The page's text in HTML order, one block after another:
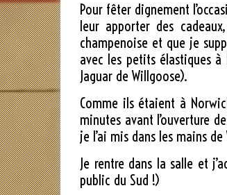
Pour fêter dignement
leur apporter des
champenoise et que je
avec les petits élastiques à
Jaguar de Willgoose).
Comme ils étaient à
minutes avant l’ouverture
je l’ai mis dans les mains de
Je rentre dans la salle et
public du Sud !)